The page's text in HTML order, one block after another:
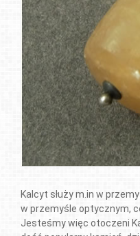
Kalcyt służy m.in w
w przemyśle optycznym,
Jesteśmy więc otoczeni